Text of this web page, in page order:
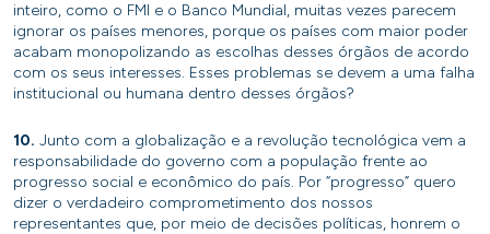
inteiro, como o FMI e o Banco Mundial, muitas vezes parecem
ignorar os países menores, porque os países com maior poder
acabam monopolizando as escolhas desses órgãos de acordo
com os seus interesses. Esses problemas se devem a uma falha
institucional ou humana dentro desses órgãos?
10. Junto com a globalização e a revolução tecnológica vem a
responsabilidade do governo com a população frente ao
progresso social e econômico do país. Por “progresso” quero
dizer o verdadeiro comprometimento dos nossos
representantes que, por meio de decisões políticas, honrem o